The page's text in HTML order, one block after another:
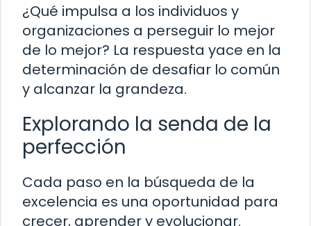
¿Qué impulsa a los individuos y
organizaciones a perseguir lo mejor
de lo mejor? La respuesta yace en la
determinación de desafiar lo común
y alcanzar la grandeza.
Explorando la senda de la
perfección
Cada paso en la búsqueda de la
excelencia es una oportunidad para
crecer, aprender y evolucionar.